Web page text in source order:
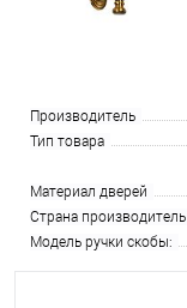
Производитель
Тип товара
Материал дверей
Страна производитель
Модель ручки скобы: